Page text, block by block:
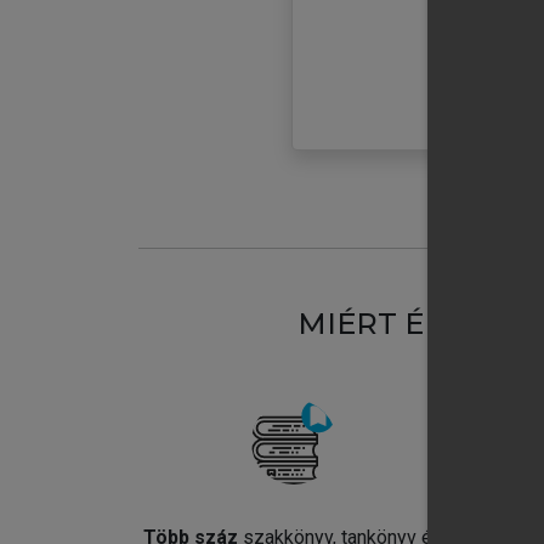
MIÉRT
Több száz szakkönyv, tankönyv és